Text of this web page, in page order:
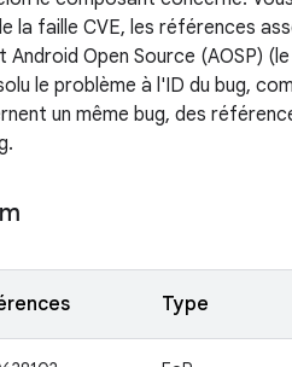
la faille CVE, les références
Open Source (AOSP)
le problème à l'ID du bug,
un même bug, des
Type